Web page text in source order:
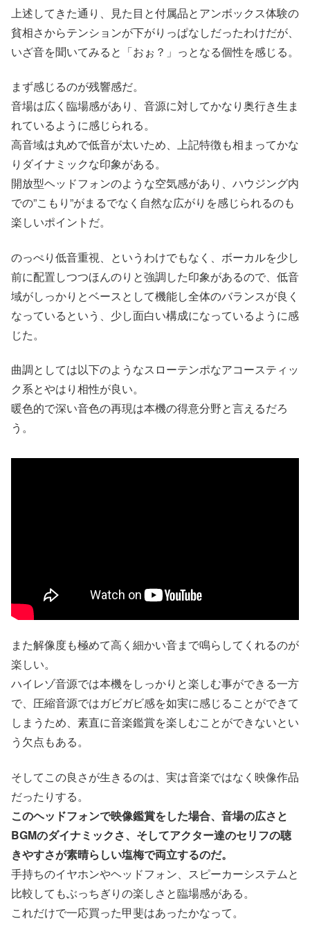
上述してきた通り、見た目と付属品とアンボックス体験の
貧相さからテンションが下がりっぱなしだったわけだが、
いざ音を聞いてみると「おぉ？」っとなる個性を感じる。
まず感じるのが残響感だ。
音場は広く臨場感があり、音源に対してかなり奥行き生ま
れているように感じられる。
高音域は丸めで低音が太いため、上記特徴も相まってかな
りダイナミックな印象がある。
開放型ヘッドフォンのような空気感があり、ハウジング内
での”こもり”がまるでなく自然な広がりを感じられるのも
楽しいポイントだ。
のっぺり低音重視、というわけでもなく、ボーカルを少し
前に配置しつつほんのりと強調した印象があるので、低音
域がしっかりとベースとして機能し全体のバランスが良く
なっているという、少し面白い構成になっているように感
じた。
曲調としては以下のようなスローテンポなアコースティッ
ク系とやはり相性が良い。
暖色的で深い音色の再現は本機の得意分野と言えるだろ
う。
また解像度も極めて高く細かい音まで鳴らしてくれるのが
楽しい。
ハイレゾ音源では本機をしっかりと楽しむ事ができる一方
で、圧縮音源ではガビガビ感を如実に感じることができて
しまうため、素直に音楽鑑賞を楽しむことができないとい
う欠点もある。
そしてこの良さが生きるのは、実は音楽ではなく映像作品
だったりする。
このヘッドフォンで映像鑑賞をした場合、音場の広さと
BGMのダイナミックさ、そしてアクター達のセリフの聴
きやすさが素晴らしい塩梅で両立するのだ。
手持ちのイヤホンやヘッドフォン、スピーカーシステムと
比較してもぶっちぎりの楽しさと臨場感がある。
これだけで一応買った甲斐はあったかなって。